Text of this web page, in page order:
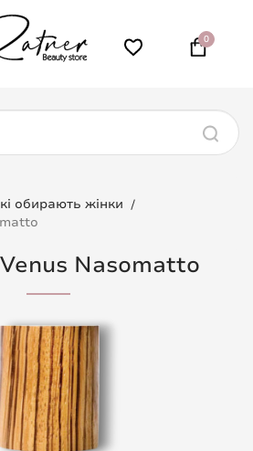
0
обирають жінки
Nasomatto